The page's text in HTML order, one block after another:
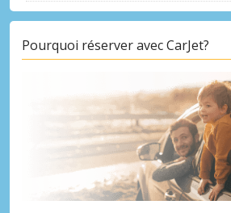
Pourquoi réserver avec CarJet?